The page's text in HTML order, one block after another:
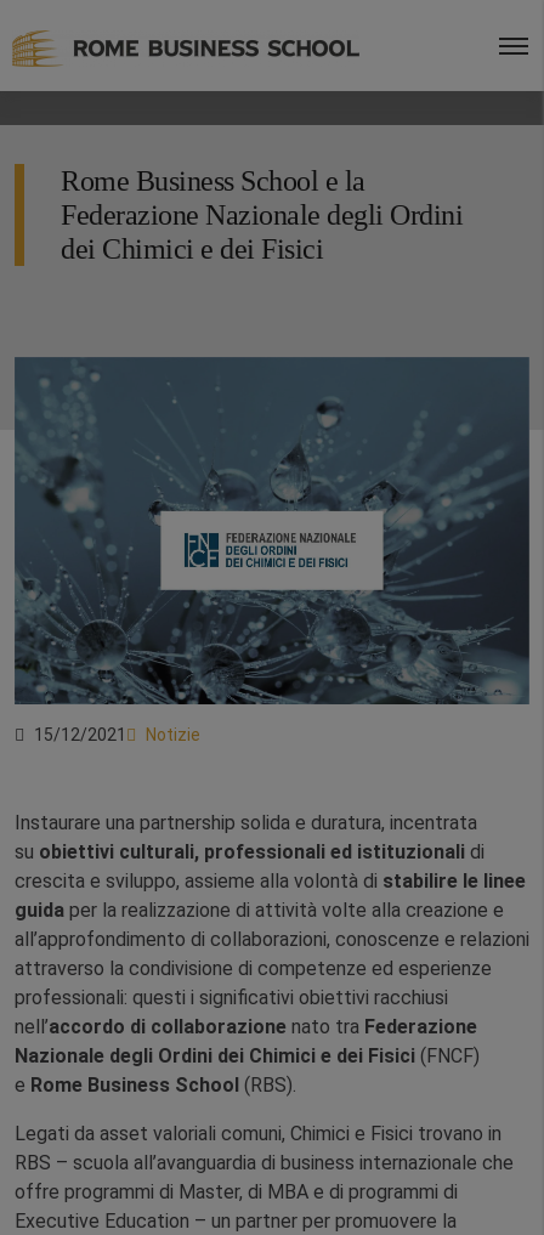
Rome Business School e la
Federazione Nazionale degli Ordini
dei Chimici e dei Fisici
15/12/2021 Notizie
Instaurare una partnership solida e duratura, incentrata
su obiettivi culturali, professionali ed istituzionali di
crescita e sviluppo, assieme alla volontà di stabilire le linee
guida per la realizzazione di attività volte alla creazione e
all’approfondimento di collaborazioni, conoscenze e relazioni
attraverso la condivisione di competenze ed esperienze
professionali: questi i significativi obiettivi racchiusi
nell’accordo di collaborazione nato tra Federazione
Nazionale degli Ordini dei Chimici e dei Fisici (FNCF)
e Rome Business School (RBS).
Legati da asset valoriali comuni, Chimici e Fisici trovano in
RBS – scuola all’avanguardia di business internazionale che
offre programmi di Master, di MBA e di programmi di
Executive Education – un partner per promuovere la